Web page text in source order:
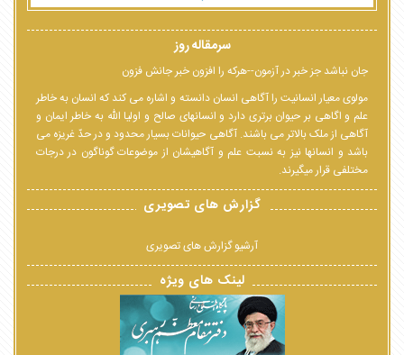
سرمقاله روز
جان نباشد جز خبر در آزمون--هرکه را افزون خبر جانش فزون
مولوی معیار انسانیت را آگاهی انسان دانسته و اشاره می کند که انسان به خاطر
علم و اگاهی بر حیوان برتری دارد و انسانهای صالح و اولیا الله به خاطر ایمان و
آگاهی از ملک بالاتر می باشند. آگاهی حیوانات بسیار محدود و در حدّ غریزه می
باشد و انسانها نیز به نسبت علم و آگاهیشان از موضوعات گوناگون در درجات
مختلفی قرار میگیرند.
گزارش های تصویری
آرشیو گزارش های تصویری
لینک های ویژه